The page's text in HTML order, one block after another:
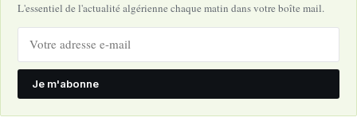
L'essentiel de l'actualité algérienne chaque matin dans votre boîte mail.
Je m'abonne